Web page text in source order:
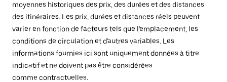
moyennes historiques des prix, des durées et des distances
des itinéraires. Les prix, durées et distances réels peuvent
varier en fonction de facteurs tels que l'emplacement, les
conditions de circulation et d'autres variables. Les
informations fournies ici sont uniquement données à titre
indicatif et ne doivent pas être considérées
comme contractuelles.